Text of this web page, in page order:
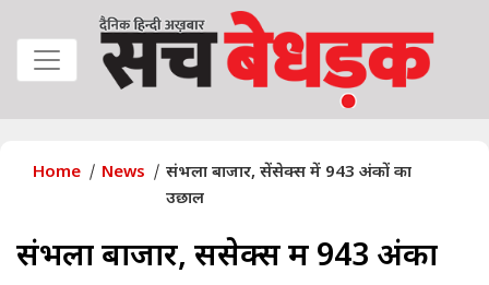
Home News
संभला बाजार, सेंसेक्स में 943 अंकों का
उछाल
संभला बाजार, सेंसेक्स में 943 अंकों